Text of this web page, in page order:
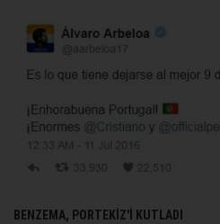
BENZEMA, PORTEKİZ'İ KUTLADI